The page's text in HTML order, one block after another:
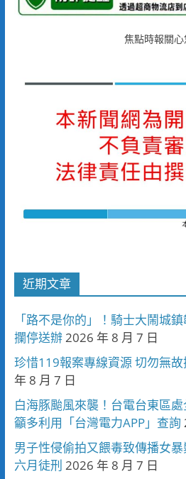
焦點時報關心
近期文章
「路不是你的」！騎士大鬧城
攔停送辦2026 年 8 月 7 日
珍惜119報案專線資源 切勿無
年 8 月 7 日
白海豚颱風來襲！台電台東區
籲多利用「台灣電力APP」查詢
男子性侵偷拍又餵毒致傳播女
六月徒刑 2026 年 8 月 7 日